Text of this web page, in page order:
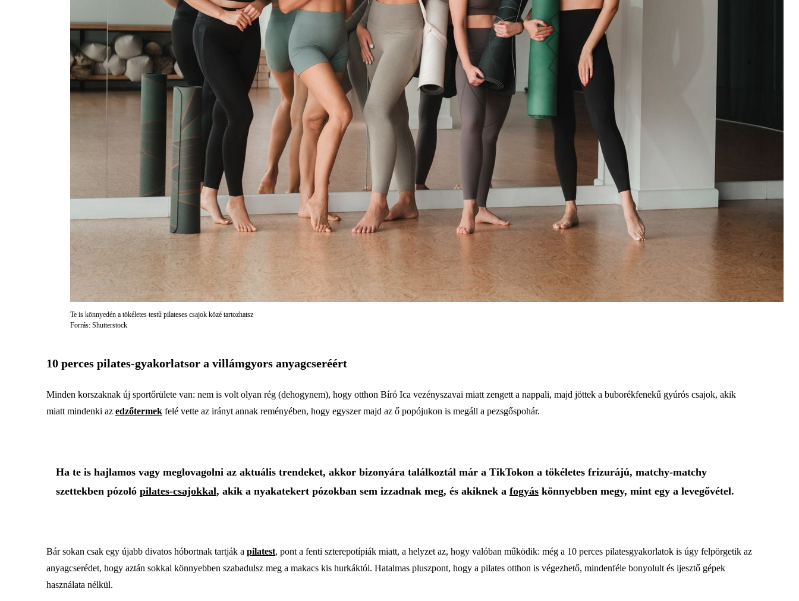
Te is könnyedén a tökéletes testű pilateses csajok közé tartozhatsz
Forrás: Shutterstock
10 perces pilates-gyakorlatsor a villámgyors anyagcseréért
Minden korszaknak új sportőrülete van: nem is volt olyan rég (dehogynem), hogy otthon Bíró Ica vezényszavai miatt zengett a nappali, majd jöttek a buborékfenekű gyúrós csajok, akik
miatt mindenki az edzőtermek felé vette az irányt annak reményében, hogy egyszer majd az ő popójukon is megáll a pezsgőspohár.
Ha te is hajlamos vagy meglovagolni az aktuális trendeket, akkor bizonyára találkoztál már a TikTokon a tökéletes frizurájú, matchy-matchy
szettekben pózoló pilates-csajokkal, akik a nyakatekert pózokban sem izzadnak meg, és akiknek a fogyás könnyebben megy, mint egy a levegővétel.
Bár sokan csak egy újabb divatos hóbortnak tartják a pilatest, pont a fenti szterepotípiák miatt, a helyzet az, hogy valóban működik: még a 10 perces pilatesgyakorlatok is úgy felpörgetik az
anyagcserédet, hogy aztán sokkal könnyebben szabadulsz meg a makacs kis hurkáktól. Hatalmas pluszpont, hogy a pilates otthon is végezhető, mindenféle bonyolult és ijesztő gépek
használata nélkül.